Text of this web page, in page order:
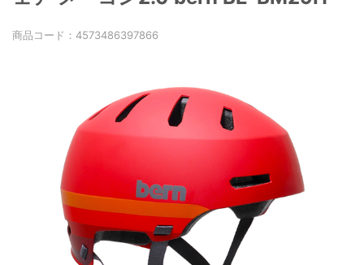
商品コード： 4573486397866